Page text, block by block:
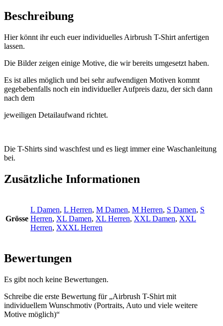
Beschreibung
Hier könnt ihr euch euer individuelles Airbrush T-Shirt anfertigen
lassen.
Die Bilder zeigen einige Motive, die wir bereits umgesetzt haben.
Es ist alles möglich und bei sehr aufwendigen Motiven kommt
gegebebenfalls noch ein individueller Aufpreis dazu, der sich dann
nach dem
jeweiligen Detailaufwand richtet.
Die T-Shirts sind waschfest und es liegt immer eine Waschanleitung
bei.
Zusätzliche Informationen
Grösse
L Damen, L Herren, M Damen, M Herren, S Damen, S
Herren, XL Damen, XL Herren, XXL Damen, XXL
Herren, XXXL Herren
Bewertungen
Es gibt noch keine Bewertungen.
Schreibe die erste Bewertung für „Airbrush T-Shirt mit
individuellem Wunschmotiv (Portraits, Auto und viele weitere
Motive möglich)“